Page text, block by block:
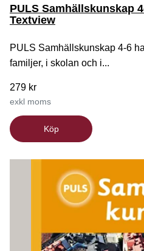
PULS Samhällskunskap
Textview
PULS Samhällskunskap 4-6
familjer, i skolan och i...
279 kr
exkl moms
Köp